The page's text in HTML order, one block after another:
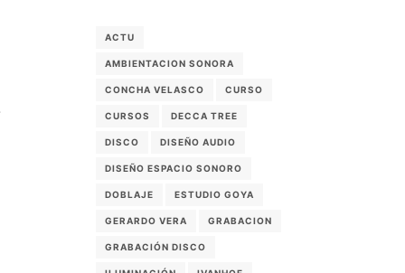
ACTU
AMBIENTACION SONORA
CONCHA VELASCO CURSO
CURSOS DECCA TREE
DISCO DISEÑO AUDIO
DISEÑO ESPACIO SONORO
DOBLAJE ESTUDIO GOYA
GERARDO VERA GRABACION
GRABACIÓN DISCO